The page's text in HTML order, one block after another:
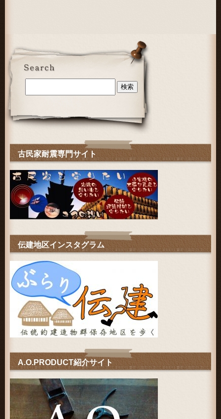
古民家耐震専門サイト
伝建地区インスタグラム
A.O.PRODUCT紹介サイト